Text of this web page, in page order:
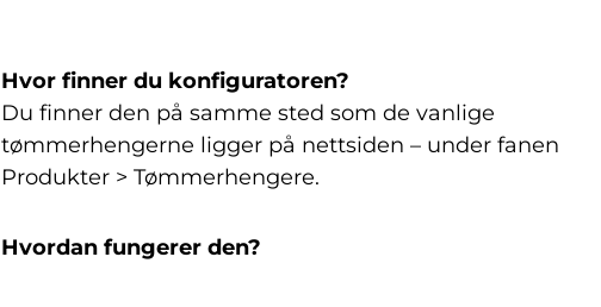
Hvor finner du konfiguratoren?
Du finner den på samme sted som de vanlige
tømmerhengerne ligger på nettsiden – under fanen
Produkter > Tømmerhengere.
Hvordan fungerer den?